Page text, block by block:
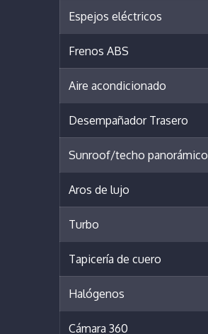
Espejos eléctricos
Frenos ABS
Aire acondicionado
Desempañador Trasero
Sunroof/techo panorámico
Aros de lujo
Turbo
Tapicería de cuero
Halógenos
Cámara 360